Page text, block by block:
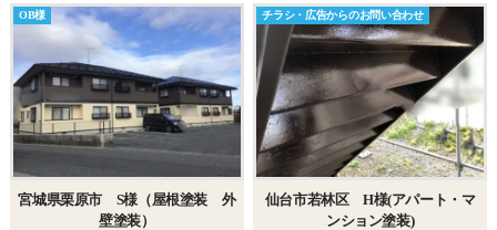
OB様
宮城県栗原市 S様（屋根塗装 外
壁塗装）
チラシ・広告からのお問い合わせ
仙台市若林区 H様(アパート・マ
ンション塗装)